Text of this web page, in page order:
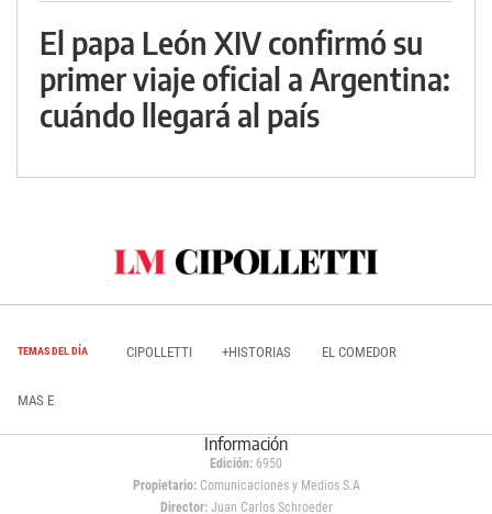
El papa León XIV confirmó su
primer viaje oficial a Argentina:
cuándo llegará al país
TEMAS DEL DÍA CIPOLLETTI +HISTORIAS EL COMEDOR
MAS E
Información
Edición: 6950
Propietario:Comunicaciones y Medios S.A
Director: Juan Carlos Schroeder